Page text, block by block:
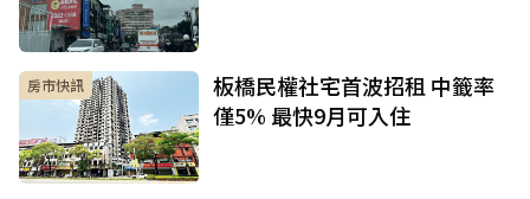
房市快訊
板橋民權社宅首波招租 中籤率
僅5% 最快9月可入住